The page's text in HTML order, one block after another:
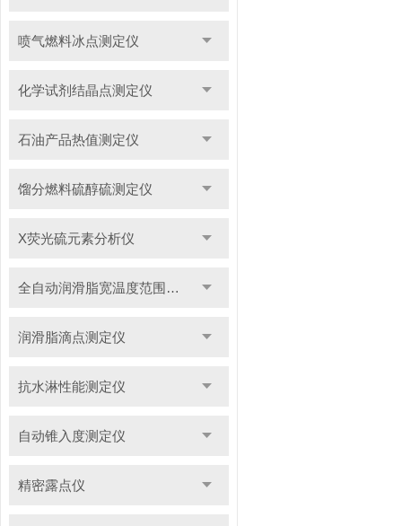
喷气燃料冰点测定仪
化学试剂结晶点测定仪
石油产品热值测定仪
馏分燃料硫醇硫测定仪
X荧光硫元素分析仪
全自动润滑脂宽温度范围滴点测定仪
润滑脂滴点测定仪
抗水淋性能测定仪
自动锥入度测定仪
精密露点仪